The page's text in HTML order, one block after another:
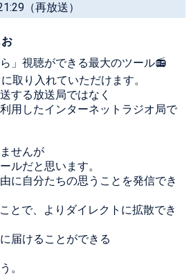
（再放送）
」視聴ができる最大のツール📻
取り入れていただけます。
する放送局ではなく
用したインターネットラジオ局で
せんが
ルだと思います。
に自分たちの思うことを発信でき
とで、よりダイレクトに拡散でき
届けることができる
。